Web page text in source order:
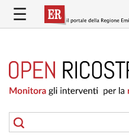
contenuto
RICOSTRUZIONE
PUBBLICA
DELLE
ABITAZIONI
☰